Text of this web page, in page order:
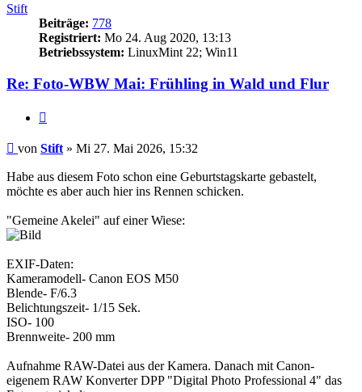
Stift
Beiträge: 778
Registriert: Mo 24. Aug 2020, 13:13
Betriebssystem: LinuxMint 22; Win11
Re: Foto-WBW Mai: Frühling in Wald und Flur
Beitrag
von Stift » Mi 27. Mai 2026, 15:32
Habe aus diesem Foto schon eine Geburtstagskarte gebastelt,
möchte es aber auch hier ins Rennen schicken.
"Gemeine Akelei" auf einer Wiese:
EXIF-Daten:
Kameramodell- Canon EOS M50
Blende- F/6.3
Belichtungszeit- 1/15 Sek.
ISO- 100
Brennweite- 200 mm
Aufnahme RAW-Datei aus der Kamera. Danach mit Canon-
eigenem RAW Konverter DPP "Digital Photo Professional 4" das